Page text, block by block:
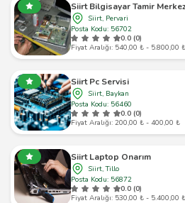
Siirt Bilgisayar Tamir
Siirt, Pervari
Posta Kodu: 56702
0.0 (0)
Fiyat Aralığı: 540,00 ₺ - 5.800,00 ₺
Siirt Pc Servisi
Siirt, Baykan
Posta Kodu: 56460
0.0 (0)
Fiyat Aralığı: 200,00 ₺ - 400,00 ₺
Siirt Laptop Onarım
Siirt, Tillo
Posta Kodu: 56872
0.0 (0)
Fiyat Aralığı: 530,00 ₺ - 5.400,00 ₺